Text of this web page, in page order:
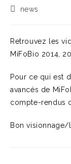
news
Retrouvez les
MiFoBio 2014,
Pour ce qui est
avancés de
compte-rendus
Bon